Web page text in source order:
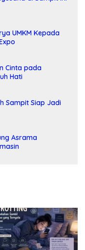
UMKM Kepada
Cinta pada
Hati
Sampit Siap Jadi
Asrama